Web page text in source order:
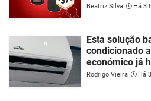
Beatriz Silva Há 3
Esta solução
condicionado
económico já
Rodrigo Vieira Há